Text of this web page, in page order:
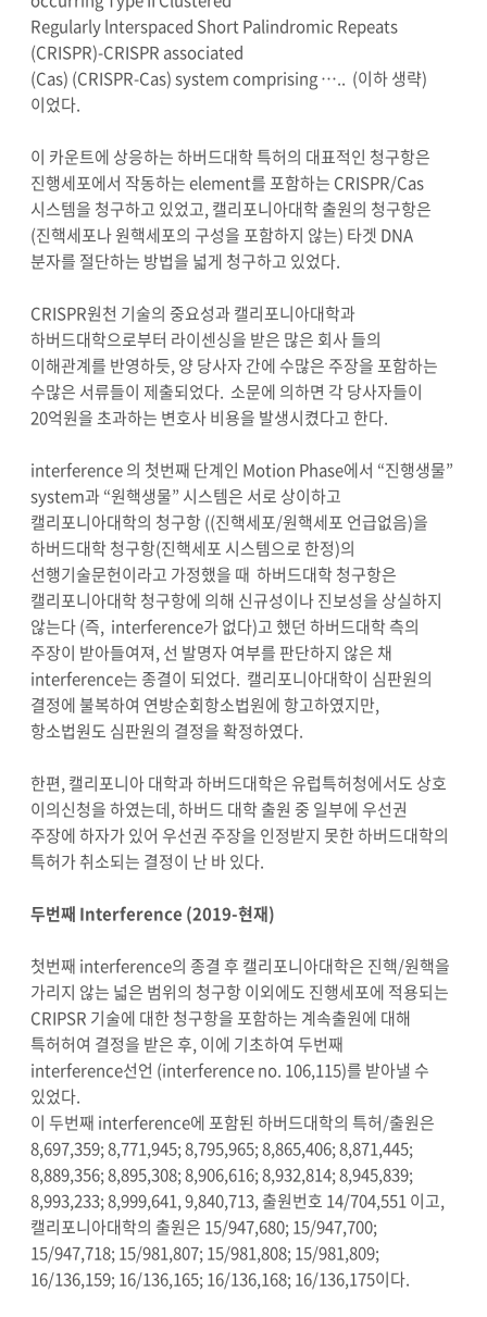
Regularly lnterspaced Short Palindromic Repeats
(CRISPR)-CRISPR associated
(Cas) (CRISPR-Cas) system comprising ….. (이하 생략)
이었다.
이 카운트에 상응하는 하버드대학 특허의 대표적인 청구항은
진행세포에서 작동하는 element를 포함하는 CRISPR/Cas
시스템을 청구하고 있었고, 캘리포니아대학 출원의 청구항은
(진핵세포나 원핵세포의 구성을 포함하지 않는) 타겟 DNA
분자를 절단하는 방법을 넓게 청구하고 있었다.
CRISPR원천 기술의 중요성과 캘리포니아대학과
하버드대학으로부터 라이센싱을 받은 많은 회사 들의
이해관계를 반영하듯, 양 당사자 간에 수많은 주장을 포함하는
수많은 서류들이 제출되었다. 소문에 의하면 각 당사자들이
20억원을 초과하는 변호사 비용을 발생시켰다고 한다.
interference 의 첫번째 단계인 Motion Phase에서 “진행생물”
system과 “원핵생물” 시스템은 서로 상이하고
캘리포니아대학의 청구항 ((진핵세포/원핵세포 언급없음)을
하버드대학 청구항(진핵세포 시스템으로 한정)의
선행기술문헌이라고 가정했을 때 하버드대학 청구항은
캘리포니아대학 청구항에 의해 신규성이나 진보성을 상실하지
않는다 (즉, interference가 없다)고 했던 하버드대학 측의
주장이 받아들여져, 선 발명자 여부를 판단하지 않은 채
interference는 종결이 되었다. 캘리포니아대학이 심판원의
결정에 불복하여 연방순회항소법원에 항고하였지만,
항소법원도 심판원의 결정을 확정하였다.
한편, 캘리포니아 대학과 하버드대학은 유럽특허청에서도 상호
이의신청을 하였는데, 하버드 대학 출원 중 일부에 우선권
주장에 하자가 있어 우선권 주장을 인정받지 못한 하버드대학의
특허가 취소되는 결정이 난 바 있다.
두번째 Interference (2019-현재)
첫번째 interference의 종결 후 캘리포니아대학은 진핵/원핵을
가리지 않는 넓은 범위의 청구항 이외에도 진행세포에 적용되는
CRIPSR 기술에 대한 청구항을 포함하는 계속출원에 대해
특허허여 결정을 받은 후, 이에 기초하여 두번째
interference선언 (interference no. 106,115)를 받아낼 수
있었다.
이 두번째 interference에 포함된 하버드대학의 특허/출원은
8,697,359; 8,771,945; 8,795,965; 8,865,406; 8,871,445;
8,889,356; 8,895,308; 8,906,616; 8,932,814; 8,945,839;
8,993,233; 8,999,641, 9,840,713, 출원번호 14/704,551 이고,
캘리포니아대학의 출원은 15/947,680; 15/947,700;
15/947,718; 15/981,807; 15/981,808; 15/981,809;
16/136,159; 16/136,165; 16/136,168; 16/136,175이다.